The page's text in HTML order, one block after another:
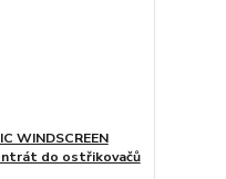
WINDSCREEN
do ostřikovačů